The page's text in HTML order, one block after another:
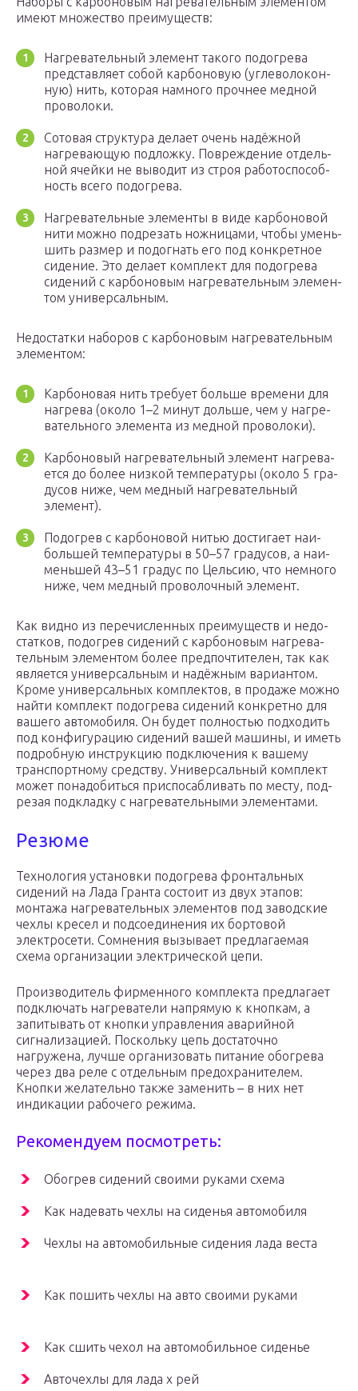
име­ют мно­же­ство преимуществ:
Нагре­ва­тель­ный эле­мент тако­го подо­гре­ва
пред­став­ля­ет собой кар­бо­но­вую (угле­во­ло­кон­
ную) нить, кото­рая намно­го проч­нее мед­ной
проволоки.
Сото­вая струк­ту­ра дела­ет очень надёж­ной
нагре­ва­ю­щую под­лож­ку. Повре­жде­ние отдель­
ной ячей­ки не выво­дит из строя рабо­то­спо­соб­
ность все­го подогрева.
Нагре­ва­тель­ные эле­мен­ты в виде кар­бо­но­вой
нити мож­но под­ре­зать нож­ни­ца­ми, что­бы умень­
шить раз­мер и подо­гнать его под кон­крет­ное
сиде­ние. Это дела­ет ком­плект для подо­гре­ва
сиде­ний с кар­бо­но­вым нагре­ва­тель­ным эле­мен­
том универсальным.
Недо­стат­ки набо­ров с кар­бо­но­вым нагре­ва­тель­ным
элементом:
Кар­бо­но­вая нить тре­бу­ет боль­ше вре­ме­ни для
нагре­ва (око­ло 1–2 минут доль­ше, чем у нагре­
ва­тель­но­го эле­мен­та из мед­ной проволоки).
Кар­бо­но­вый нагре­ва­тель­ный эле­мент нагре­ва­
ет­ся до более низ­кой тем­пе­ра­ту­ры (око­ло 5 гра­
ду­сов ниже, чем мед­ный нагре­ва­тель­ный
элемент).
Подо­грев с кар­бо­но­вой нитью дости­га­ет наи­
боль­шей тем­пе­ра­ту­ры в 50–57 гра­ду­сов, а наи­
мень­шей 43–51 гра­дус по Цель­сию, что немно­го
ниже, чем мед­ный про­во­лоч­ный элемент.
Как вид­но из пере­чис­лен­ных пре­иму­ществ и недо­
стат­ков, подо­грев сиде­ний с кар­бо­но­вым нагре­ва­
тель­ным эле­мен­том более пред­по­чти­те­лен, так как
явля­ет­ся уни­вер­саль­ным и надёж­ным вари­ан­том.
Кро­ме уни­вер­саль­ных ком­плек­тов, в про­да­же мож­но
най­ти ком­плект подо­гре­ва сиде­ний кон­крет­но для
ваше­го авто­мо­би­ля. Он будет пол­но­стью под­хо­дить
под кон­фи­гу­ра­цию сиде­ний вашей маши­ны, и иметь
подроб­ную инструк­цию под­клю­че­ния к ваше­му
транс­порт­но­му сред­ству. Уни­вер­саль­ный ком­плект
может пона­до­бить­ся при­спо­саб­ли­вать по месту, под­
ре­зая под­клад­ку с нагре­ва­тель­ны­ми элементами.
Резюме
Технология установки подогрева фронтальных
сидений на Лада Гранта состоит из двух этапов:
монтажа нагревательных элементов под заводские
чехлы кресел и подсоединения их бортовой
электросети. Сомнения вызывает предлагаемая
схема организации электрической цепи.
Производитель фирменного комплекта предлагает
подключать нагреватели напрямую к кнопкам, а
запитывать от кнопки управления аварийной
сигнализацией. Поскольку цепь достаточно
нагружена, лучше организовать питание обогрева
через два реле с отдельным предохранителем.
Кнопки желательно также заменить – в них нет
индикации рабочего режима.
Рекомендуем посмотреть:
Обогрев сидений своими руками схема
Как надевать чехлы на сиденья автомобиля
Чехлы на автомобильные сидения лада веста
Как пошить чехлы на авто своими руками
Как сшить чехол на автомобильное сиденье
Авточехлы для лада х рей